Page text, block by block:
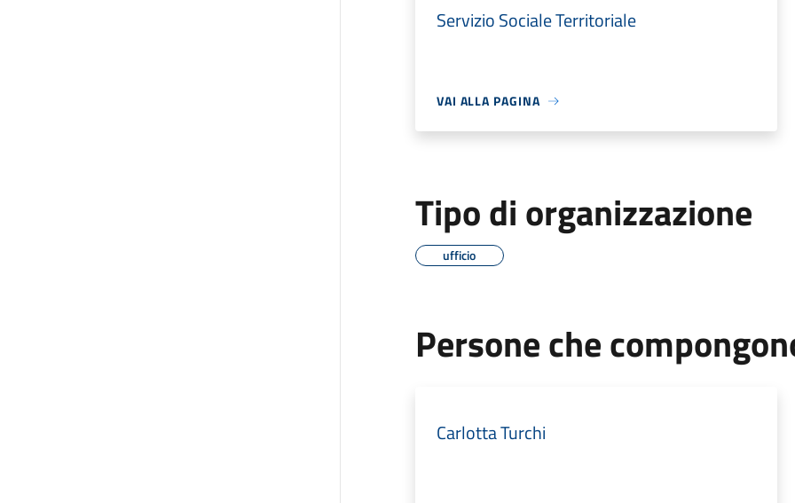
Servizio Sociale Territoriale
VAI ALLA PAGINA
Tipo di organizzazione
ufficio
Persone che
Carlotta Turchi